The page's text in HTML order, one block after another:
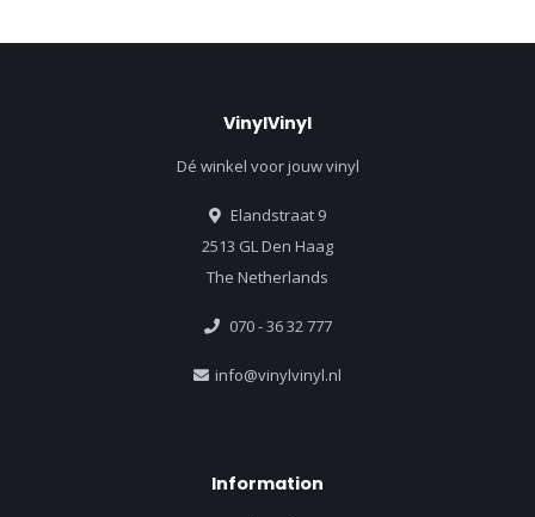
VinylVinyl
Dé winkel voor jouw vinyl
Elandstraat 9
2513 GL Den Haag
The Netherlands
070 - 36 32 777
info@vinylvinyl.nl
Information